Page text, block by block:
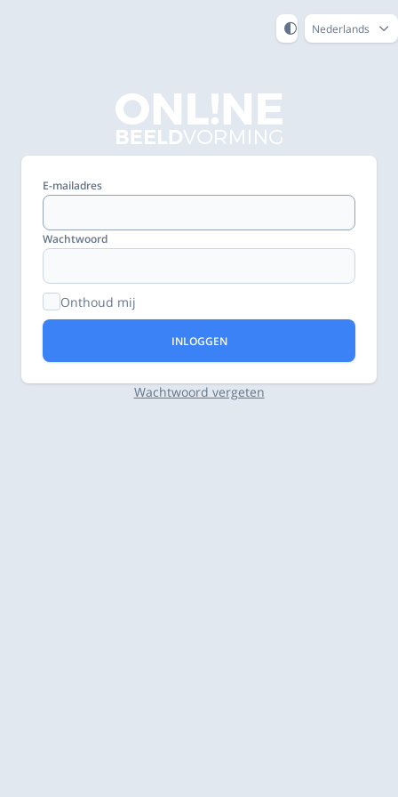
Nederlands
E-mailadres
Wachtwoord
Onthoud mij
INLOGGEN
Wachtwoord vergeten